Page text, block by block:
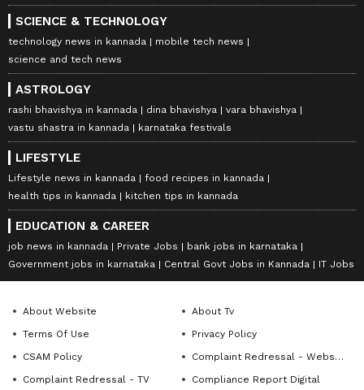
SCIENCE & TECHNOLOGY
technology news in kannada
mobile tech news
science and tech news
ASTROLOGY
rashi bhavishya in kannada dina bhavishya
vara bhavishya
vastu shastra in kannada
karnataka festivals
LIFESTYLE
Lifestyle news in kannada
food recipes in kannada
health tips in kannada
kitchen tips in kannada
EDUCATION & CAREER
job news in kannada Private Jobs
bank jobs in karnataka
Government jobs in karnataka
Central Govt Jobs in Kannada IT Jobs
About Website
About Tv
Terms Of Use
Privacy Policy
CSAM Policy
Complaint Redressal - Website
Complaint Redressal - TV
Compliance Report Digital